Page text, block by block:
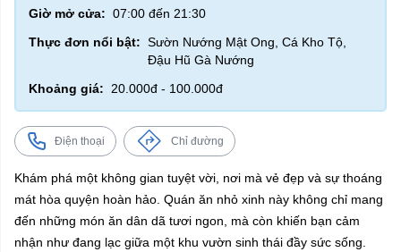
Giờ mở cửa: 07:00 đến 21:30
Thực đơn nổi bật: Sườn Nướng Mật Ong, Cá Kho Tộ,
Đậu Hũ Gà Nướng
Khoảng giá:
20.000đ - 100.000đ
Điện thoại Chỉ đường
Khám phá một không gian tuyệt vời, nơi mà vẻ đẹp và sự thoáng
mát hòa quyện hoàn hảo. Quán ăn nhỏ xinh này không chỉ mang
đến những món ăn dân dã tươi ngon, mà còn khiến bạn cảm
nhận như đang lạc giữa một khu vườn sinh thái đầy sức sống.